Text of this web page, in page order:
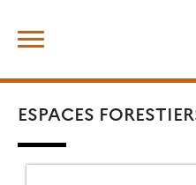
content
ESPACES